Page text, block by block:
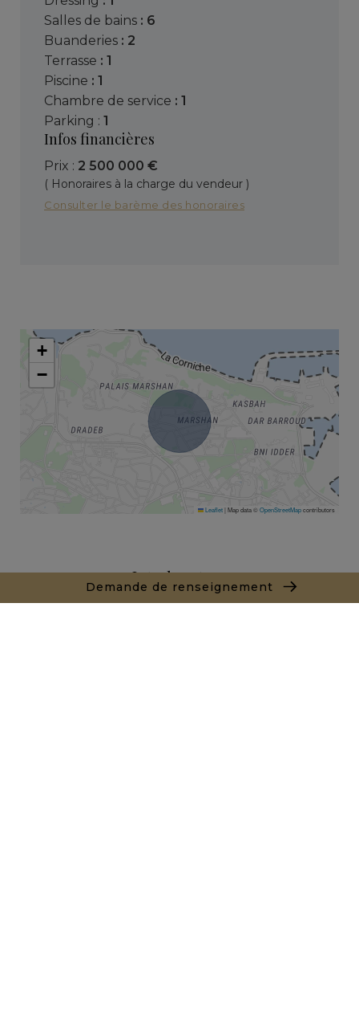
Demande de renseignement
salles de bains : 6
buanderies : 2
terrasse : 1
piscine : 1
chambre de service : 1
parking : 1
Infos financières
Prix : 2 500 000 €
( Honoraires à la charge du vendeur )
Consulter le barème des honoraires
+
−
Leaflet|Map data ©OpenStreetMapcontributors
Interlocuteur